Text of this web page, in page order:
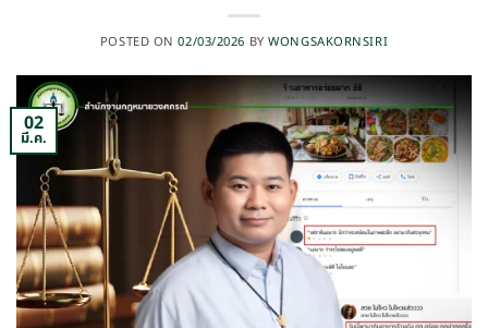
POSTED ON02/03/2026 BYWONGSAKORNSIRI
02
มี.ค.